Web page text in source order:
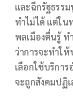
และฉีกรัฐธรร
ทำไม่ได้ แต่ใน
พลเมืองตื่นรู้
ว่าการจะทำใ
เลือกใช้บริกา
จะถูกสังคมปฏิ